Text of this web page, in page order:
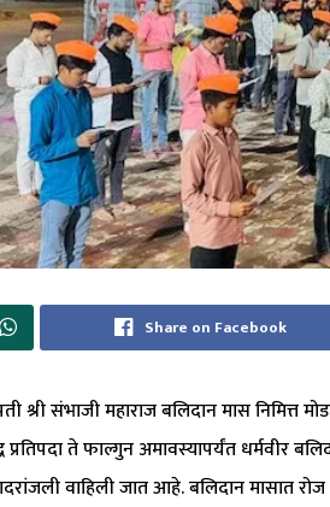
Share on Facebook
श्री संभाजी महाराज बलिदान मास निमित्त
ते फाल्गुन अमावस्यापर्यंत धर्मवीर
वाहिली जात आहे. बलिदान मासात रोज